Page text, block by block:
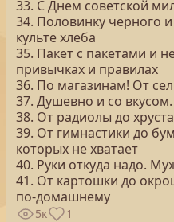
33. С Днем советской
34. Половинку черного
культе хлеба
35. Пакет с пакетами и
привычках и правилах
36. По магазинам! От
37. Душевно и со
38. От радиолы до
39. От гимнастики до
которых не хватает
40. Руки откуда надо.
41. От картошки до
по-домашнему
5к 1